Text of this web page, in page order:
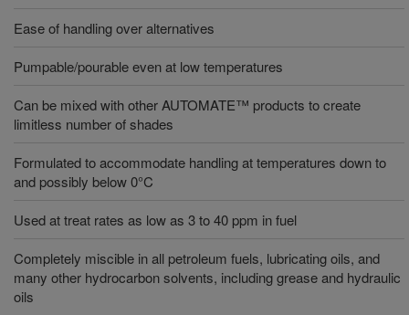
Ease of handling over alternatives
Pumpable/pourable even at low temperatures
Can be mixed with other AUTOMATE™ products to create
limitless number of shades
Formulated to accommodate handling at temperatures down to
and possibly below 0°C
Used at treat rates as low as 3 to 40 ppm in fuel
Completely miscible in all petroleum fuels, lubricating oils, and
many other hydrocarbon solvents, including grease and hydraulic
oils